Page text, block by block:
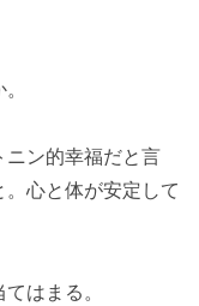
ン的幸福だと言
心と体が安定して
はまる。